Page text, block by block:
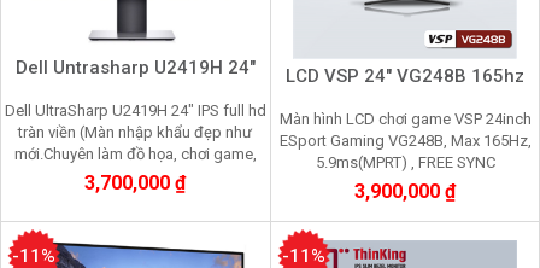
Dell Untrasharp U2419H 24"
Dell UltraSharp U2419H 24" IPS full hd
tràn viền (Màn nhập khẩu đẹp như
mới.Chuyên làm đồ họa, chơi game,
nhìn lâu không mỏi mắt)
3,700,000 ₫
LCD VSP 24" VG248B 165hz
Màn hình LCD chơi game VSP 24inch
ESport Gaming VG248B, Max 165Hz,
5.9ms(MPRT) , FREE SYNC
3,900,000 ₫
-11% -11%